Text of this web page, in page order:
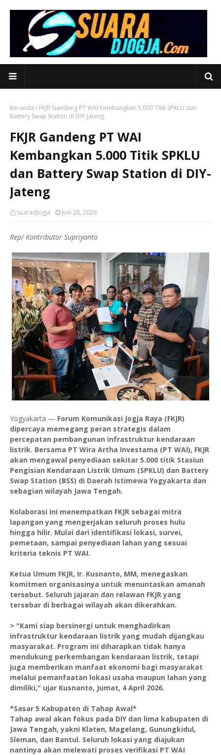
Beranda
FKJR Gandeng PT WAI Kembangkan 5.000 Titik SPKLU dan
Battery Swap Station di DIY-Jateng
FKJR Gandeng PT WAI
Kembangkan 5.000 Titik SPKLU
dan Battery Swap Station di DIY-
Jateng
suaradjogja Juni 28, 2026
Rep/ Kontributor Supriyanto
Yogyakarta — Forum Komunikasi Jogja Raya (FKJR)
dipercaya memegang peran strategis dalam
percepatan pembangunan infrastruktur kendaraan
listrik. Bersama PT Wira Artha Investama (PT WAI), FKJR
akan mengawal penyediaan sekitar 5.000 titik Stasiun
Pengisian Kendaraan Listrik Umum (SPKLU) dan Battery
Swap Station (BSS) di Daerah Istimewa Yogyakarta dan
sebagian wilayah Jawa Tengah.
Kolaborasi ini menempatkan FKJR sebagai mitra
lapangan yang mengerjakan seluruh proses hulu
hingga hilir. Mulai dari identifikasi lokasi, survei,
pemetaan, sampai penyediaan lahan yang sesuai
kriteria teknis PT WAI.
Ketua Umum FKJR, Ir. Kusnanto, MM, menegaskan
komitmen organisasinya untuk menuntaskan amanah
tersebut. Seluruh jajaran dan relawan FKJR yang
tersebar di berbagai wilayah akan dikerahkan.
> "Kami siap bersinergi untuk menghadirkan
infrastruktur kendaraan listrik yang mudah dijangkau
masyarakat. Program ini diharapkan tidak hanya
mendukung perkembangan kendaraan listrik, tetapi
juga memberikan manfaat ekonomi bagi masyarakat
melalui pemanfaatan lokasi usaha maupun lahan yang
dimiliki," ujar Kusnanto, Jumat, 4 April 2026.
*Sasar 5 Kabupaten di Tahap Awal*
Tahap awal akan fokus pada DIY dan lima kabupaten di
Jawa Tengah, yakni Klaten, Magelang, Gunungkidul,
Sleman, dan Bantul. Seluruh lokasi yang diajukan
nantinya akan melewati proses verifikasi PT WAI